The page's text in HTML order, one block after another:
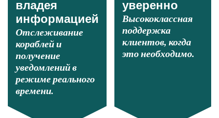
владея
информацией
Отслеживание
кораблей и
получение
уведомлений в
режиме реального
времени.
уверенно
Высококлассная
поддержка
клиентов, когда
это необходимо.